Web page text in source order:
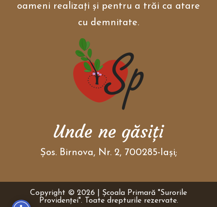
oameni realizați și pentru a trăi ca atare
cu demnitate.
Unde ne găsiţi
Şos. Birnova, Nr. 2, 700285-Iaşi;
Copyright © 2026 | Școala Primară "Surorile
Providenţei". Toate drepturile rezervate.